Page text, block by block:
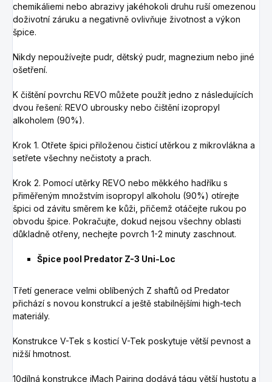
chemikáliemi nebo abrazivy jakéhokoli druhu ruší omezenou
doživotní záruku a negativně ovlivňuje životnost a výkon
špice.
Nikdy nepoužívejte pudr, dětský pudr, magnezium nebo jiné
ošetření.
K čištění povrchu REVO můžete použít jedno z následujících
dvou řešení: REVO ubrousky nebo čištění izopropyl
alkoholem (90%).
Krok 1. Otřete špici přiloženou čisticí utěrkou z mikrovlákna a
setřete všechny nečistoty a prach.
Krok 2. Pomocí utěrky REVO nebo měkkého hadříku s
přiměřeným množstvím isopropyl alkoholu (90%) otírejte
špici od závitu směrem ke kůži, přičemž otáčejte rukou po
obvodu špice. Pokračujte, dokud nejsou všechny oblasti
důkladně otřeny, nechejte povrch 1-2 minuty zaschnout.
Špice pool Predator Z-3 Uni-Loc
Třetí generace velmi oblíbených Z shaftů od Predator
přichází s novou konstrukcí a ještě stabilnějšími high-tech
materiály.
Konstrukce V-Tek s kosticí V-Tek poskytuje větší pevnost a
nižší hmotnost.
10dílná konstrukce iMach Pairing dodává tágu větší hustotu a